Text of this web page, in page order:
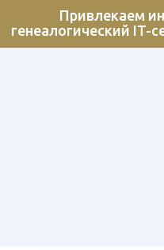
Привлекаем
генеалогический IT-